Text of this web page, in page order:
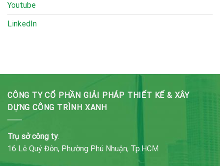
Youtube
LinkedIn
CÔNG TY CỔ PHẦN GIẢI PHÁP THIẾT KẾ & XÂY
DỰNG CÔNG TRÌNH XANH
Trụ sở công ty:
16 Lê Quý Đôn, Phường Phú Nhuận, Tp.HCM